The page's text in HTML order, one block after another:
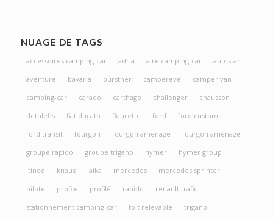
NUAGE DE TAGS
accessoires camping-car adria aire camping-car
autostar
aventure
bavaria burstner campereve
camper van
camping-car
carado carthago challenger
chausson
dethleffs
fiat ducato fleurette ford
ford custom
ford transit
fourgon fourgon amenage
fourgon aménagé
groupe rapido
groupe trigano hymer
hymer group
itineo
knaus laika mercedes
mercedes sprinter
pilote
profile profilé rapido
renault trafic
stationnement camping-car
toit relevable
trigano